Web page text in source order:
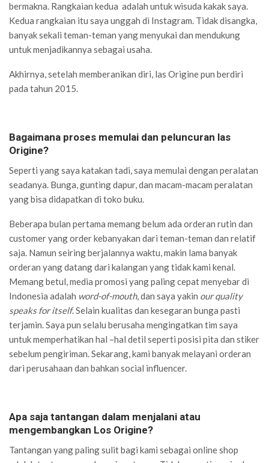
bermakna. Rangkaian kedua adalah untuk wisuda kakak saya.
Kedua rangkaian itu saya unggah di Instagram. Tidak disangka,
banyak sekali teman-teman yang menyukai dan mendukung
untuk menjadikannya sebagai usaha.
Akhirnya, setelah memberanikan diri, las Origine pun berdiri
pada tahun 2015.
Bagaimana proses memulai dan peluncuran las
Origine?
Seperti yang saya katakan tadi, saya memulai dengan peralatan
seadanya. Bunga, gunting dapur, dan macam-macam peralatan
yang bisa didapatkan di toko buku.
Beberapa bulan pertama memang belum ada orderan rutin dan
customer yang order kebanyakan dari teman-teman dan relatif
saja. Namun seiring berjalannya waktu, makin lama banyak
orderan yang datang dari kalangan yang tidak kami kenal.
Memang betul, media promosi yang paling cepat menyebar di
Indonesia adalah word-of-mouth, dan saya yakin our quality
speaks for itself. Selain kualitas dan kesegaran bunga pasti
terjamin. Saya pun selalu berusaha mengingatkan tim saya
untuk memperhatikan hal –hal detil seperti posisi pita dan stiker
sebelum pengiriman. Sekarang, kami banyak melayani orderan
dari perusahaan dan bahkan social influencer.
Apa saja tantangan dalam menjalani atau
mengembangkan Los Origine?
Tantangan yang paling sulit bagi kami sebagai online shop